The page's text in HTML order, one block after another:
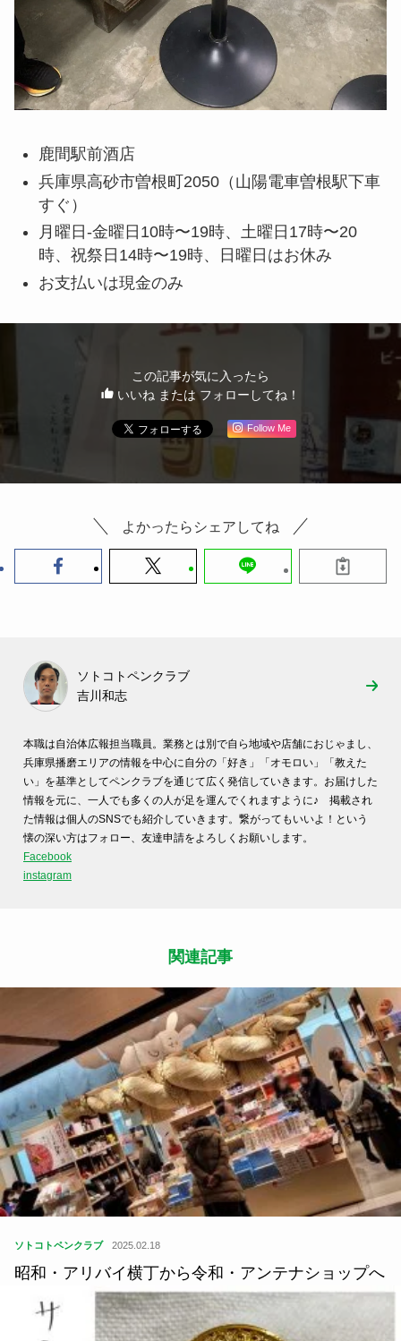
鹿間駅前酒店
兵庫県高砂市曽根町2050（山陽電車曽根駅下車
すぐ）
月曜日-金曜日10時〜19時、土曜日17時〜20
時、祝祭日14時〜19時、日曜日はお休み
お支払いは現金のみ
この記事が気に入ったら
いいね または フォローしてね！
Follow Me
よかったらシェアしてね
ソトコトペンクラブ
吉川和志
本職は自治体広報担当職員。 業務とは別で自ら地域や店舗におじゃまし、
兵庫県播磨エリアの情報を中心に自分の「好き」「オモロい」「教えた
い」 を基準としてペンクラブを通じて広く発信していきます。 お届けした
情報を元に、 一人でも多くの人が足を運んでくれますように♪ 掲載され
た情報は個人のSNSでも紹介していきます。 繋がってもいいよ！という
懐の深い方はフォロー、 友達申請をよろしくお願いします。
Facebook
instagram
関連記事
ソトコトペンクラブ 2025.02.18
昭和・アリバイ横丁から令和・アンテナショップへ